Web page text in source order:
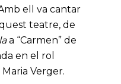
ell va cantar
teatre, de
a “Carmen” de
en el rol
Verger.